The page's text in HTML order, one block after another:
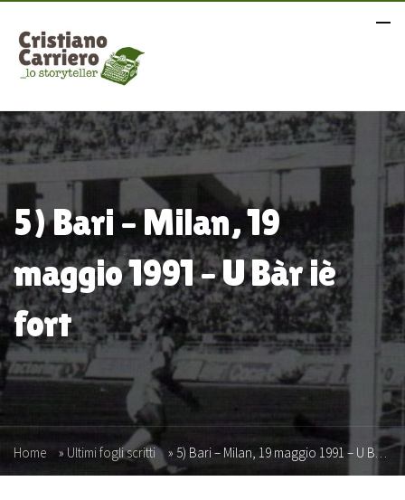
5) Bari – Milan, 19
maggio 1991 – U Bàr iè
fort
Home » Ultimi fogli scritti » 5) Bari – Milan, 19 maggio 1991 – U Bàr iè fort